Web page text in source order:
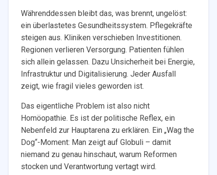
Währenddessen bleibt das, was brennt, ungelöst:
ein überlastetes Gesundheitssystem. Pflegekräfte
steigen aus. Kliniken verschieben Investitionen.
Regionen verlieren Versorgung. Patienten fühlen
sich allein gelassen. Dazu Unsicherheit bei Energie,
Infrastruktur und Digitalisierung. Jeder Ausfall
zeigt, wie fragil vieles geworden ist.
Das eigentliche Problem ist also nicht
Homöopathie. Es ist der politische Reflex, ein
Nebenfeld zur Hauptarena zu erklären. Ein „Wag the
Dog“-Moment: Man zeigt auf Globuli – damit
niemand zu genau hinschaut, warum Reformen
stocken und Verantwortung vertagt wird.